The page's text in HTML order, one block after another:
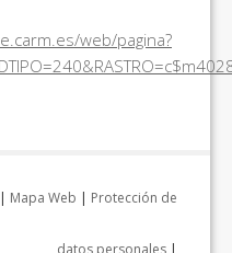
web/pagina?
| Mapa Web | Protección de